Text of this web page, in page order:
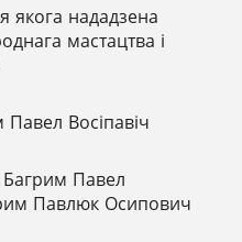
якога нададзена
мастацтва і
Восіпавіч
Багрим Павел
Павлюк Осипович